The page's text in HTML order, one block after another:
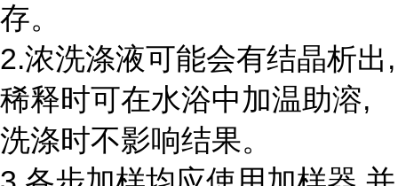
存。
2.浓洗涤液可能会有结晶析出,
稀释时可在水浴中加温助溶,
洗涤时不影响结果。